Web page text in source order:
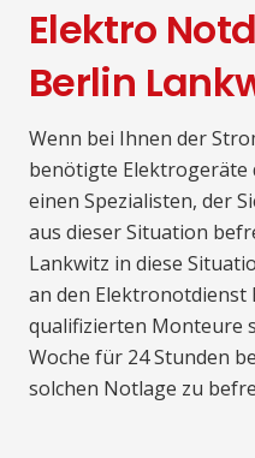
Elektro
Berlin
Wenn bei Ihnen der
benötigte Elektrogeräte
einen Spezialisten, der
aus dieser Situation
Lankwitz in diese
an den Elektronotdienst
qualifizierten Monteure
Woche für 24 Stunden
solchen Notlage zu